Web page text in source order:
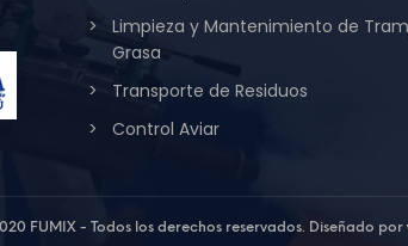
Limpieza y Mantenimiento de
Grasa
Transporte de Residuos
Control Aviar
FUMIX - Todos los derechos reservados. Diseñado por